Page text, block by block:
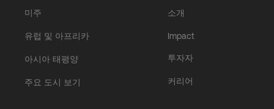
미주
유럽 및 아프리카
아시아 태평양
주요 도시 보기
소개
Impact
투자자
커리어